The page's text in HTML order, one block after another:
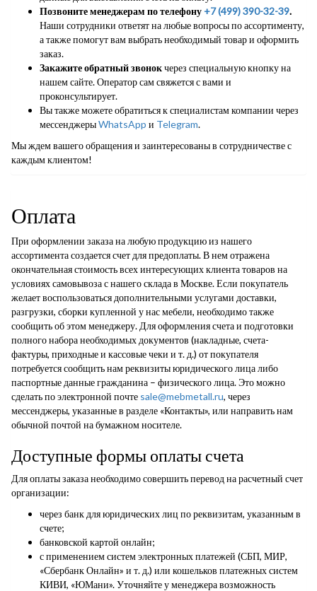
Позвоните менеджерам по телефону +7 (499) 390-32-39.
Наши сотрудники ответят на любые вопросы по ассортименту,
а также помогут вам выбрать необходимый товар и оформить
заказ.
Закажите обратный звонокчерез специальную кнопку на
нашем сайте. Оператор сам свяжется с вами и
проконсультирует.
Вы также можете обратиться к специалистам компании через
мессенджерыWhatsApp и Telegram.
Мы ждем вашего обращения и заинтересованы в сотрудничестве с
каждым клиентом!
Оплата
При оформлении заказа на любую продукцию из нашего
ассортимента создается счет для предоплаты. В нем отражена
окончательная стоимость всех интересующих клиента товаров на
условиях самовывоза с нашего склада в Москве. Если покупатель
желает воспользоваться дополнительными услугами доставки,
разгрузки, сборки купленной у нас мебели, необходимо также
сообщить об этом менеджеру. Для оформления счета и подготовки
полного набора необходимых документов (накладные, счета-
фактуры, приходные и кассовые чеки и т. д.) от покупателя
потребуется сообщить нам реквизиты юридического лица либо
паспортные данные гражданина – физического лица. Это можно
сделать по электронной почте sale@mebmetall.ru, через
мессенджеры, указанные в разделе «Контакты», или направить нам
обычной почтой на бумажном носителе.
Доступные формы оплаты счета
Для оплаты заказа необходимо совершить перевод на расчетный счет
организации:
через банк для юридических лиц по реквизитам, указанным в
счете;
банковской картой онлайн;
с применением систем электронных платежей (СБП, МИР,
«Сбербанк Онлайн» и т. д.) или кошельков платежных систем
КИВИ, «ЮМани». Уточняйте у менеджера возможность